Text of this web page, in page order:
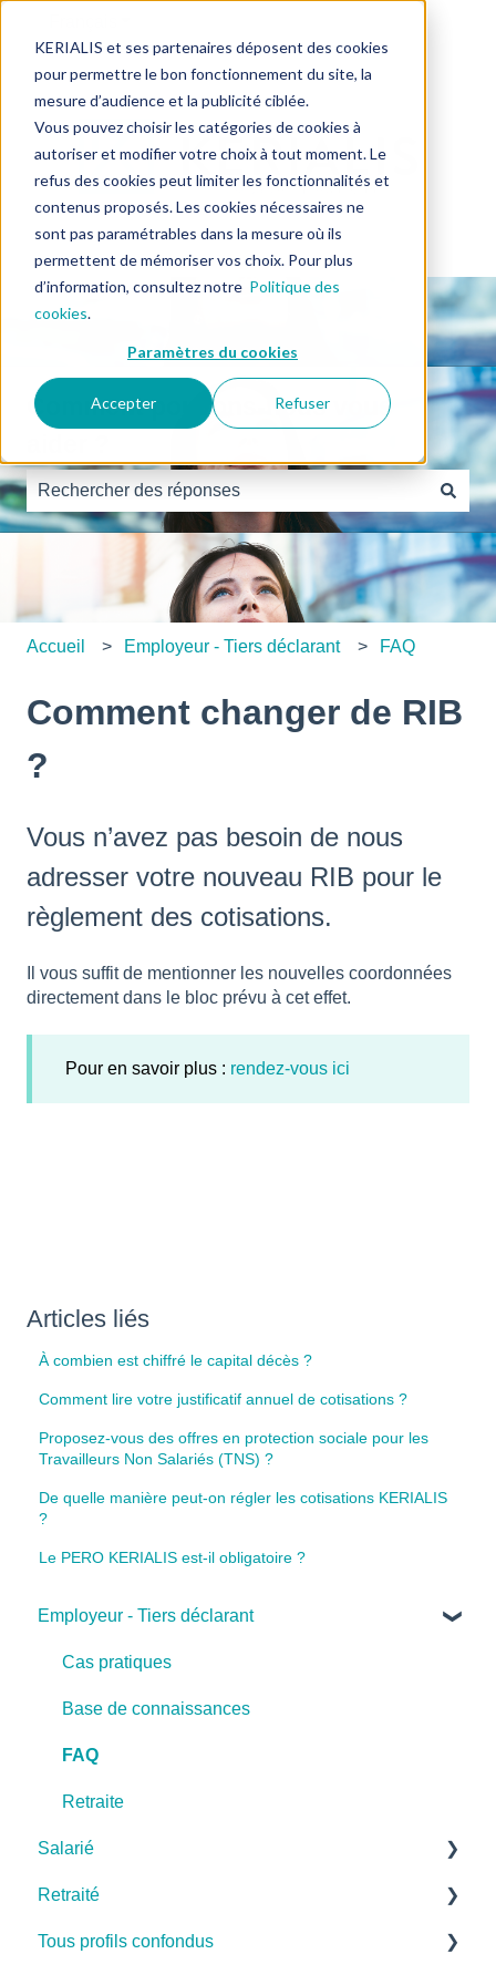
KERIALIS et ses partenaires déposent des cookies
pour permettre le bon fonctionnement du site, la
mesure d’audience et la publicité ciblée.
Vous pouvez choisir les catégories de cookies à
autoriser et modifier votre choix à tout moment. Le
refus des cookies peut limiter les fonctionnalités et
contenus proposés. Les cookies nécessaires ne
sont pas paramétrables dans la mesure où ils
permettent de mémoriser vos choix. Pour plus
d’information, consultez notre Politique des
cookies.
Paramètres du cookies
Accepter Refuser
Comment pouvons-nous vous
Il n'y a aucune suggestion car le champ de recherche
Accueil Employeur - Tiers déclarant FAQ
Comment changer de RIB
?
Vous n’avez pas besoin de nous
adresser votre nouveau RIB pour le
règlement des cotisations.
Il vous suffit de mentionner les nouvelles coordonnées
directement dans le bloc prévu à cet effet.
Pour en savoir plus : rendez-vous ici
Articles liés
À combien est chiffré le capital décès ?
Comment lire votre justificatif annuel de cotisations ?
Proposez-vous des offres en protection sociale pour les
Travailleurs Non Salariés (TNS) ?
De quelle manière peut-on régler les cotisations KERIALIS
?
Le PERO KERIALIS est-il obligatoire ?
Employeur - Tiers déclarant
Cas pratiques
Base de connaissances
FAQ
Retraite
Salarié
Cas pratiques
Base de connaissances
Retraité
Cas pratiques
Tous profils confondus